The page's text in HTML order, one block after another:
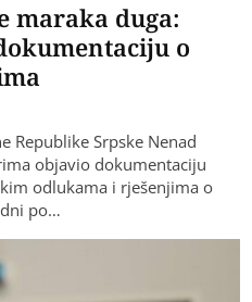
maraka duga:
o
Republike Srpske Nenad
objavio dokumentaciju
odlukama i rješenjima o
po…